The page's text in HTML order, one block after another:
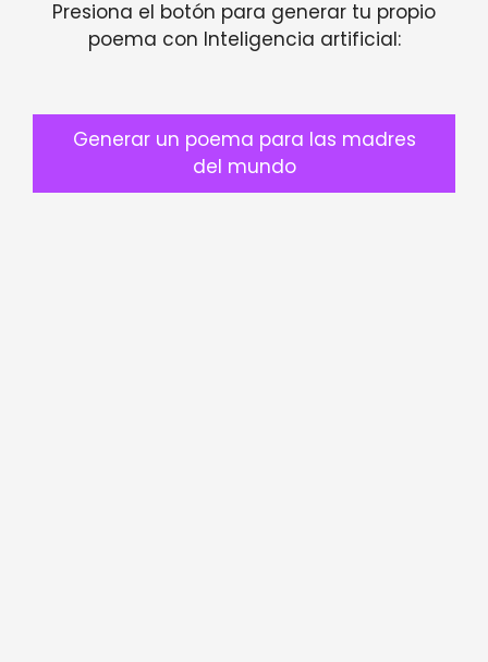
Presiona el botón para generar tu propio
poema con Inteligencia artificial:
Generar un poema para las madres
del mundo